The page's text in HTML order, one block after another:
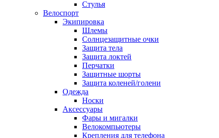
Стулья
Велоспорт
Экипировка
Шлемы
Солнцезащитные очки
Защита тела
Защита локтей
Перчатки
Защитные шорты
Защита коленей/голени
Одежда
Носки
Аксессуары
Фары и мигалки
Велокомпьютеры
Крепления для телефона